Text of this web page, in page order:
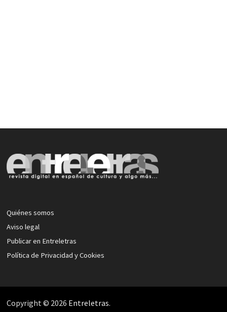
Quiénes somos
Aviso legal
Publicar en Entreletras
Política de Privacidad y Cookies
Copyright © 2026 Entreletras.